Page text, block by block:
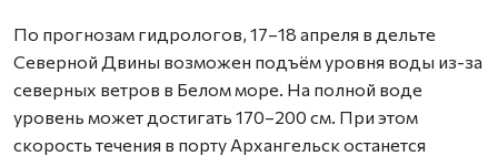
По прогнозам гидрологов, 17–18 апреля в дельте
Северной Двины возможен подъём уровня воды из-за
северных ветров в Белом море. На полной воде
уровень может достигать 170–200 см. При этом
скорость течения в порту Архангельск останется